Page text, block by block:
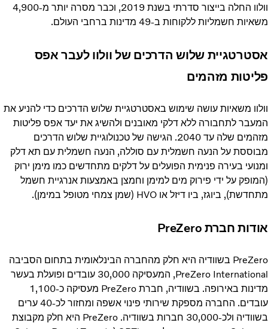
וולוו החלה בייצור סדרתי בשנת 2019, וכבר מסרה יותר מ-4,900
משאיות חשמליות ללקוחות ב-49 מדינות ברחבי העולם.
אסטרטגיית שלוש הדרכים של וולוו לעבר אפס
פליטות מזהמים
וולוו משאיות עושה שימוש באסטרטגיית שלוש הדרכים כדי להניע את
המעבר לתחבורה ללא דלקי מאובנים ולהשיג את יעד אפס פליטות
מזהמים שלה עד 2040. הגישה של טכנולוגיית שלוש הדרכים
מבוססת על הנעה חשמלית עם סוללה, הנעה חשמלית עם תא דלק
ומנועי בעירה פנימית הפועלים על דלקים מתחדשים כמו מימן ירוק
(המופק על ידי פירוק מים למימן וחמצן באמצעות אנרגיית חשמל
מתחדשת), ביוגז, ביו דיזל או HVO (שמן צמחי מטופל במימן).
אודות חברת PreZero
PreZero בשוודיה היא חלק מהחברה הבינלאומית בתחום הסביבה
PreZero International, המעסיקה 30,000 עובדים ופועלת בעשר
מדינות באירופה. בשוודיה, חברת PreZero מעסיקה כ-1,100
עובדים. החברה מספקת שירותי פינוי אשפה ומחזור לכ-40 ערים
בשוודיה ולכ-30,000 חברות בשוודיה. PreZero היא חלק מקבוצת